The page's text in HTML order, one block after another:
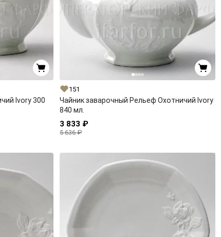
Ivory 300
151
Чайник заварочный Рельеф Охотничий Ivory
840 мл.
3 833 ₽
5 636 ₽